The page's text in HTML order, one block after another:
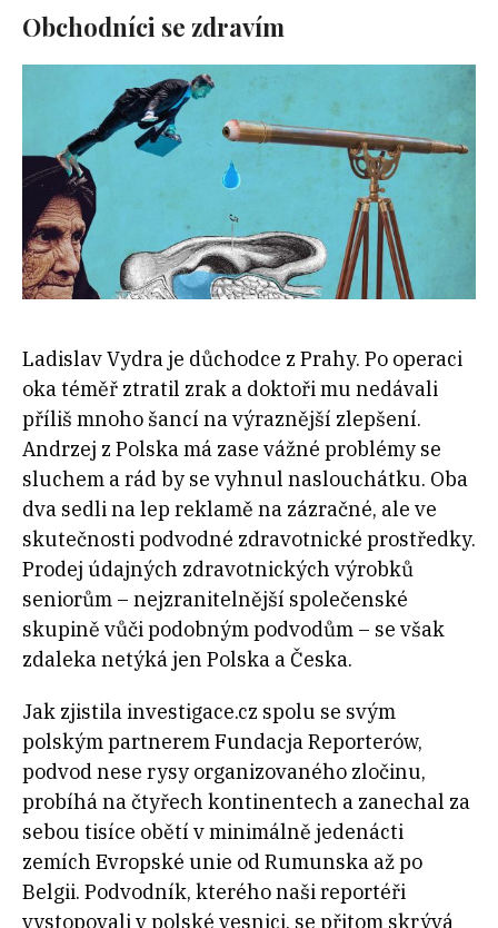
Obchodníci se zdravím
Ladislav Vydra je důchodce z Prahy. Po operaci
oka téměř ztratil zrak a doktoři mu nedávali
příliš mnoho šancí na výraznější zlepšení.
Andrzej z Polska má zase vážné problémy se
sluchem a rád by se vyhnul naslouchátku. Oba
dva sedli na lep reklamě na zázračné, ale ve
skutečnosti podvodné zdravotnické prostředky.
Prodej údajných zdravotnických výrobků
seniorům – nejzranitelnější společenské
skupině vůči podobným podvodům – se však
zdaleka netýká jen Polska a Česka.
Jak zjistila investigace.cz spolu se svým
polským partnerem Fundacja Reporterów,
podvod nese rysy organizovaného zločinu,
probíhá na čtyřech kontinentech a zanechal za
sebou tisíce obětí v minimálně jedenácti
zemích Evropské unie od Rumunska až po
Belgii. Podvodník, kterého naši reportéři
vystopovali v polské vesnici, se přitom skrývá